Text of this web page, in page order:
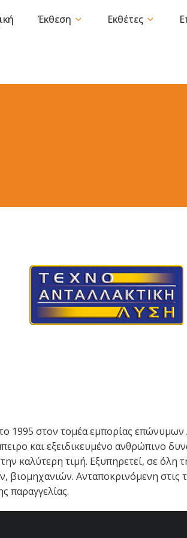
Έκθεση Εκθέτες
στον τομέα εμπορίας επώνυμων
και εξειδικευμένο ανθρώπινο
καλύτερη τιμή. Εξυπηρετεί, σε
Ανταποκρινόμενη στις
παραγγελίας.